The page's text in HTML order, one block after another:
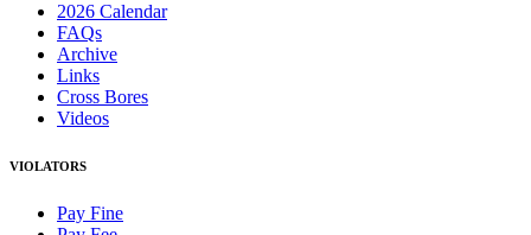
2026 Calendar
FAQs
Archive
Links
Cross Bores
Videos
VIOLATORS
Pay Fine